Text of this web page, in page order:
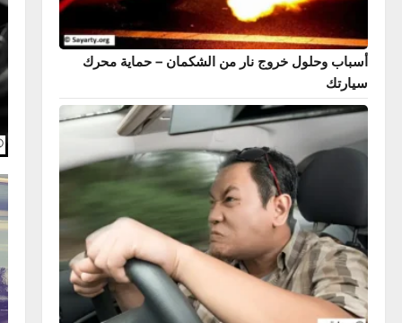
وحلول خروج نار من الشكمان – حماية محرك